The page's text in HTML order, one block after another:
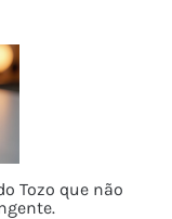
Tozo que não